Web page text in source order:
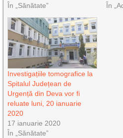
În „Sănătate”
În
Investigațiile tomografice la
Spitalul Județean de
Urgență din Deva vor fi
reluate luni, 20 ianuarie
2020
17 ianuarie 2020
În „Sănătate”